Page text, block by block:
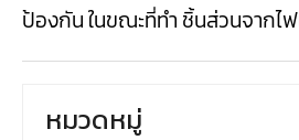
หมวดหมู่
ป้องกัน ในขณะที่ทำ ชิ้นส่วนจากไ